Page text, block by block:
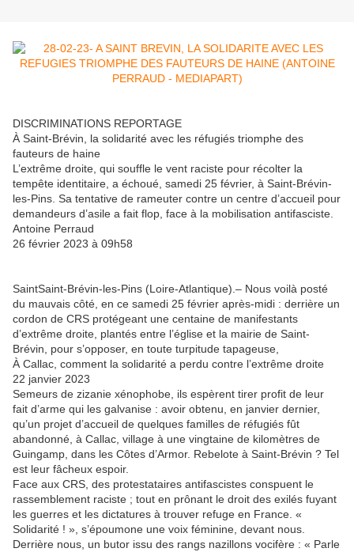
DISCRIMINATIONS REPORTAGE
À Saint-Brévin, la solidarité avec les réfugiés triomphe des
fauteurs de haine
L’extrême droite, qui souffle le vent raciste pour récolter la
tempête identitaire, a échoué, samedi 25 février, à Saint-Brévin-
les-Pins. Sa tentative de rameuter contre un centre d’accueil pour
demandeurs d’asile a fait flop, face à la mobilisation antifasciste.
Antoine Perraud
26 février 2023 à 09h58
SaintSaint-Brévin-les-Pins (Loire-Atlantique).– Nous voilà posté
du mauvais côté, en ce samedi 25 février après-midi : derrière un
cordon de CRS protégeant une centaine de manifestants
d’extrême droite, plantés entre l’église et la mairie de Saint-
Brévin, pour s’opposer, en toute turpitude tapageuse,
À Callac, comment la solidarité a perdu contre l’extrême droite
22 janvier 2023
Semeurs de zizanie xénophobe, ils espèrent tirer profit de leur
fait d’arme qui les galvanise : avoir obtenu, en janvier dernier,
qu’un projet d’accueil de quelques familles de réfugiés fût
abandonné, à Callac, village à une vingtaine de kilomètres de
Guingamp, dans les Côtes d’Armor. Rebelote à Saint-Brévin ? Tel
est leur fâcheux espoir.
Face aux CRS, des protestataires antifascistes conspuent le
rassemblement raciste ; tout en prônant le droit des exilés fuyant
les guerres et les dictatures à trouver refuge en France. «
Solidarité ! », s’époumone une voix féminine, devant nous.
Derrière nous, un butor issu des rangs nazillons vocifère : « Parle